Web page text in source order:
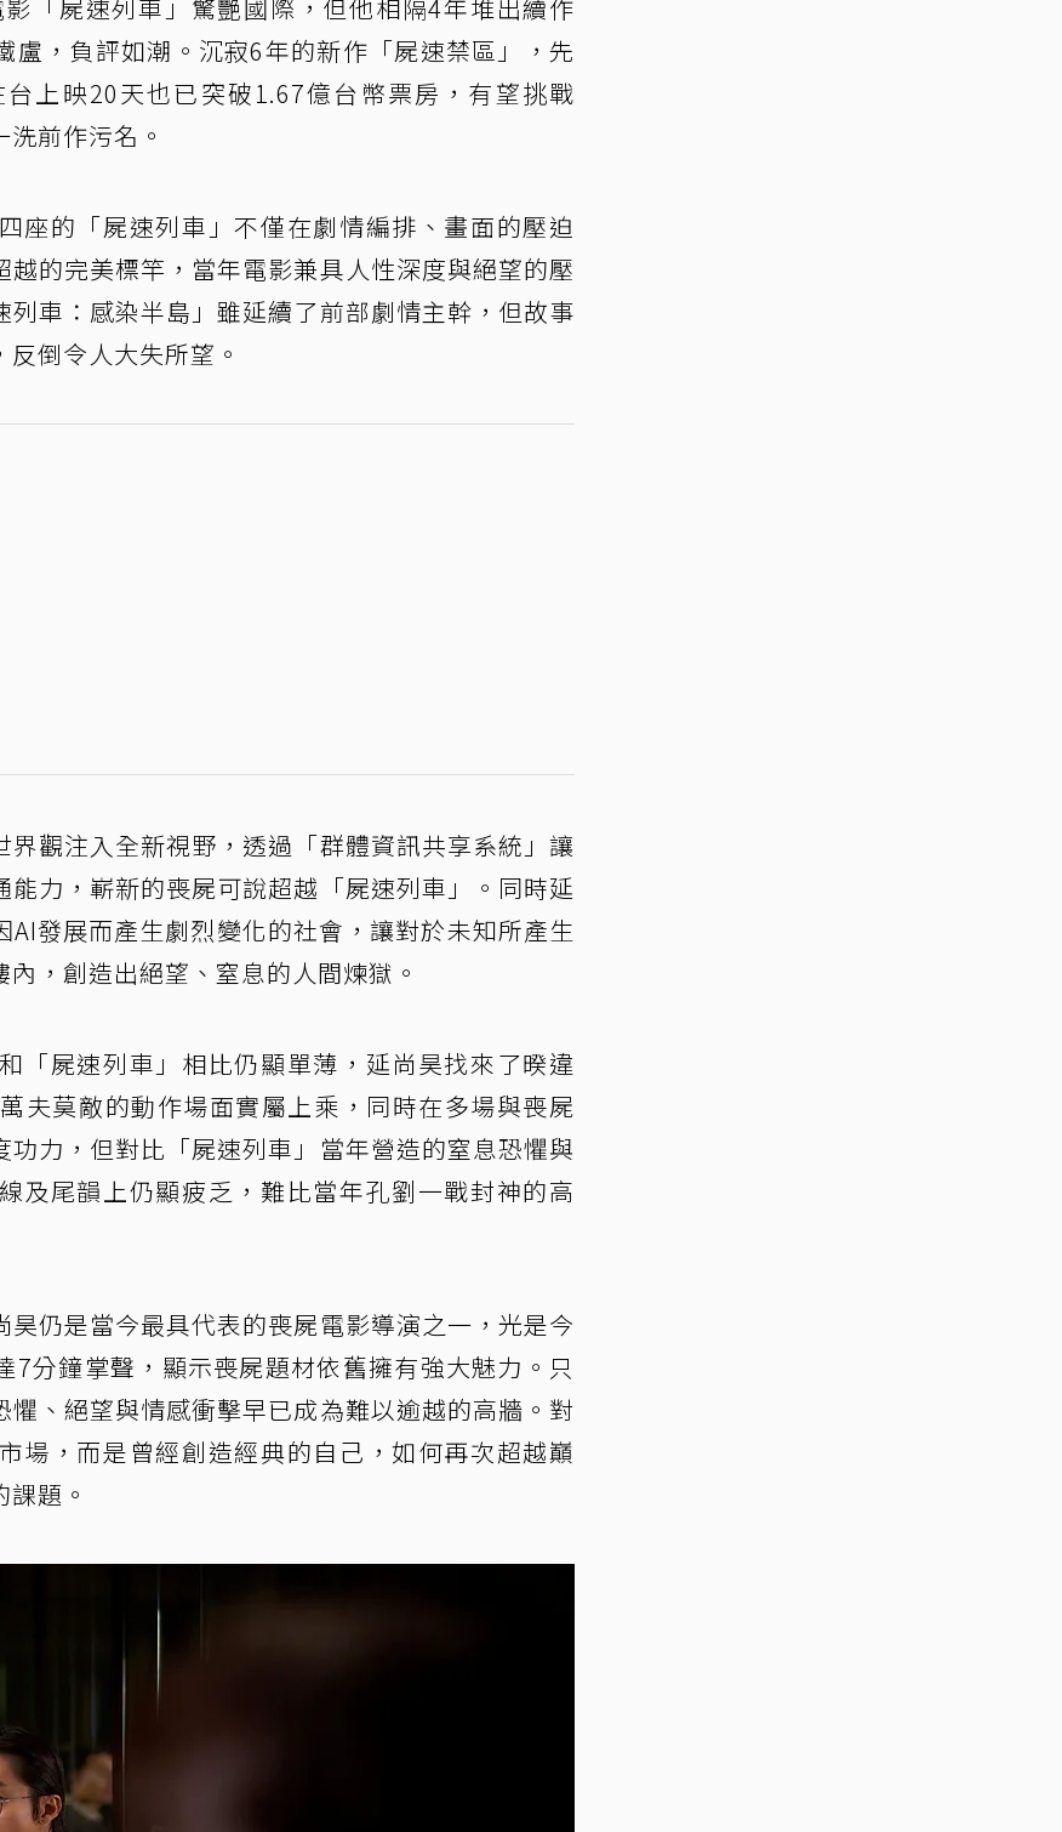
「屍速列車」驚艷國際，但他相隔4年堆出續作
盧，負評如潮。沉寂6年的新作「屍速禁區」，先
上映20天也已突破1.67億台幣票房，有望挑戰
前作污名。
座的「屍速列車」不僅在劇情編排、畫面的壓迫
的完美標竿，當年電影兼具人性深度與絕望的壓
車：感染半島」雖延續了前部劇情主幹，但故事
倒令人大失所望。
觀注入全新視野，透過「群體資訊共享系統」讓
力，嶄新的喪屍可說超越「屍速列車」。同時延
發展而產生劇烈變化的社會，讓對於未知所產生
，創造出絕望、窒息的人間煉獄。
「屍速列車」相比仍顯單薄，延尚昊找來了暌違
夫莫敵的動作場面實屬上乘，同時在多場與喪屍
力，但對比「屍速列車」當年營造的窒息恐懼與
及尾韻上仍顯疲乏，難比當年孔劉一戰封神的高
仍是當今最具代表的喪屍電影導演之一，光是今
分鐘掌聲，顯示喪屍題材依舊擁有強大魅力。只
、絕望與情感衝擊早已成為難以逾越的高牆。對
場，而是曾經創造經典的自己，如何再次超越巔
題。